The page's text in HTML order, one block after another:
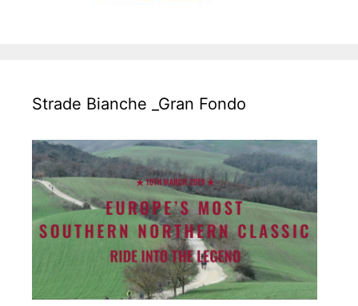
Strade Bianche _Gran Fondo